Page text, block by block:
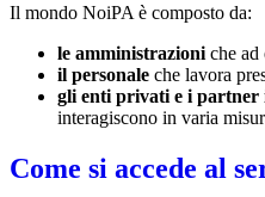
Il mondo NoiPA è composto da:
le amministrazioni che
il personale che lavora
gli enti privati e i partner
interagiscono in varia
Come si accede al